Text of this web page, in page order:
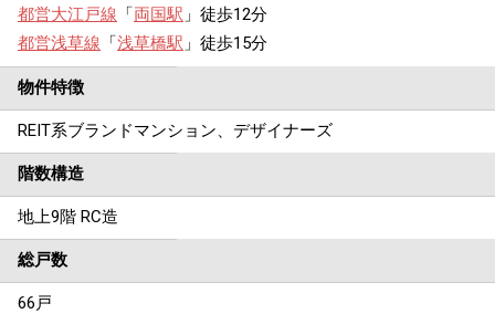
都営大江戸線 「両国駅 」徒歩12分
都営浅草線 「浅草橋駅 」徒歩15分
物件特徴
REIT系ブランドマンション、デザイナーズ
階数構造
地上9階 RC造
総戸数
66戸